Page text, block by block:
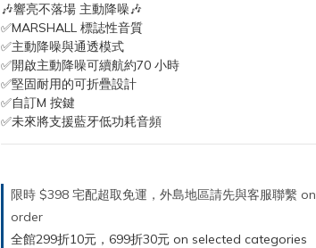
🎶響亮不落場 主動降噪🎶
✅MARSHALL 標誌性音質
✅主動降噪與通透模式
✅開啟主動降噪可續航約70 小時
✅堅固耐用的可折疊設計
✅自訂M 按鍵
✅未來將支援藍牙低功耗音頻
限時 $398 宅配超取免運，外島地區請先與客服聯繫 on
order
全館299折10元，699折30元 on selected categories